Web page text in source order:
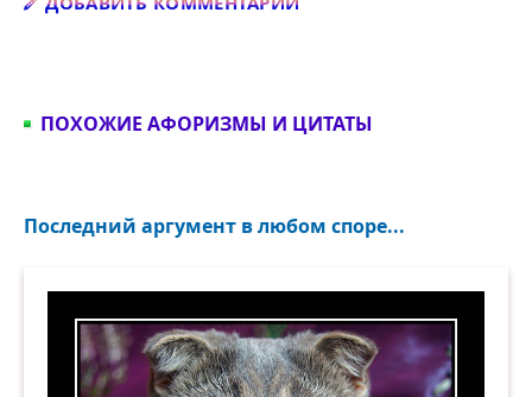
ПОХОЖИЕ АФОРИЗМЫ И ЦИТАТЫ
Последний аргумент в любом споре...